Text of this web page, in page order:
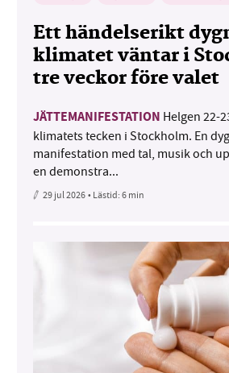
Ett händelserikt
klimatet väntar i
tre veckor före valet
JÄTTEMANIFESTATION Helgen 22-
klimatets tecken i Stockholm. En
manifestation med tal, musik och
en demonstra...
29 jul 2026• Lästid:6 min